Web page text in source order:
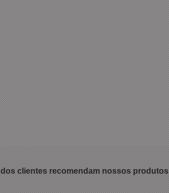
dos clientes recomendam nossos produtos